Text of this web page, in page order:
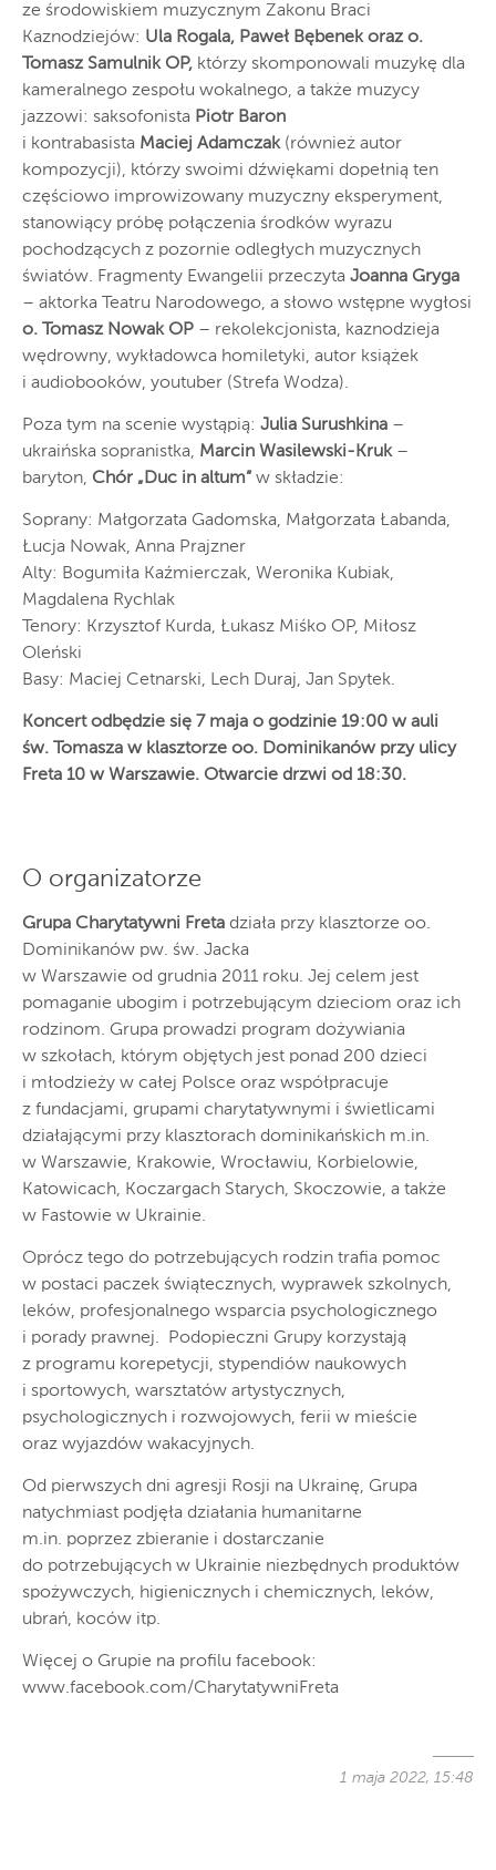
ze środowiskiem muzycznym Zakonu Braci
Kaznodziejów: Ula Rogala, Paweł Bebenek oraz o.
Tomasz Samulnik OP, którzy skomponowali muzykę dla
kameralnego zespołu wokalnego, a także muzycy
jazzowi: saksofonista Piotr Baron
i kontrabasista Maciej Adamczak (również autor
kompozycji), którzy swoimi dźwiękami dopełnią ten
częściowo improwizowany muzyczny eksperyment,
stanowiący próbę połączenia środków wyrazu
pochodzących z pozornie odległych muzycznych
światów. Fragmenty Ewangelii przeczyta Joanna Gryga
– aktorka Teatru Narodowego, a słowo wstępne wygłosi
o. Tomasz Nowak OP – rekolekcjonista, kaznodzieja
wędrowny, wykładowca homiletyki, autor książek
i audiobooków, youtuber (Strefa Wodza).
Poza tym na scenie wystąpią: Julia Surushkina –
ukraińska sopranistka, Marcin Wasilewski-Kruk –
baryton, Chór „Duc in altum” w składzie:
Soprany: Małgorzata Gadomska, Małgorzata Łabanda,
Łucja Nowak, Anna Prajzner
Alty: Bogumiła Kaźmierczak, Weronika Kubiak,
Magdalena Rychlak
Tenory: Krzysztof Kurda, Łukasz Miśko OP, Miłosz
Oleński
Basy: Maciej Cetnarski, Lech Duraj, Jan Spytek.
Koncert odbędzie się 7 maja o godzinie 19:00 w auli
św. Tomasza w klasztorze oo. Dominikanów przy ulicy
Freta 10 w Warszawie. Otwarcie drzwi od 18:30.
O organizatorze
Grupa Charytatywni Freta działa przy klasztorze oo.
Dominikanów pw. św. Jacka
w Warszawie od grudnia 2011 roku. Jej celem jest
pomaganie ubogim i potrzebującym dzieciom oraz ich
rodzinom. Grupa prowadzi program dożywiania
w szkołach, którym objętych jest ponad 200 dzieci
i młodzieży w całej Polsce oraz współpracuje
z fundacjami, grupami charytatywnymi i świetlicami
działającymi przy klasztorach dominikańskich m.in.
w Warszawie, Krakowie, Wrocławiu, Korbielowie,
Katowicach, Koczargach Starych, Skoczowie, a także
w Fastowie w Ukrainie.
Oprócz tego do potrzebujących rodzin trafia pomoc
w postaci paczek świątecznych, wyprawek szkolnych,
leków, profesjonalnego wsparcia psychologicznego
i porady prawnej. Podopieczni Grupy korzystają
z programu korepetycji, stypendiów naukowych
i sportowych, warsztatów artystycznych,
psychologicznych i rozwojowych, ferii w mieście
oraz wyjazdów wakacyjnych.
Od pierwszych dni agresji Rosji na Ukrainę, Grupa
natychmiast podjęła działania humanitarne
m.in. poprzez zbieranie i dostarczanie
do potrzebujących w Ukrainie niezbędnych produktów
spożywczych, higienicznych i chemicznych, leków,
ubrań, koców itp.
Więcej o Grupie na profilu facebook:
www.facebook.com/CharytatywniFreta
1 maja 2022, 15:48